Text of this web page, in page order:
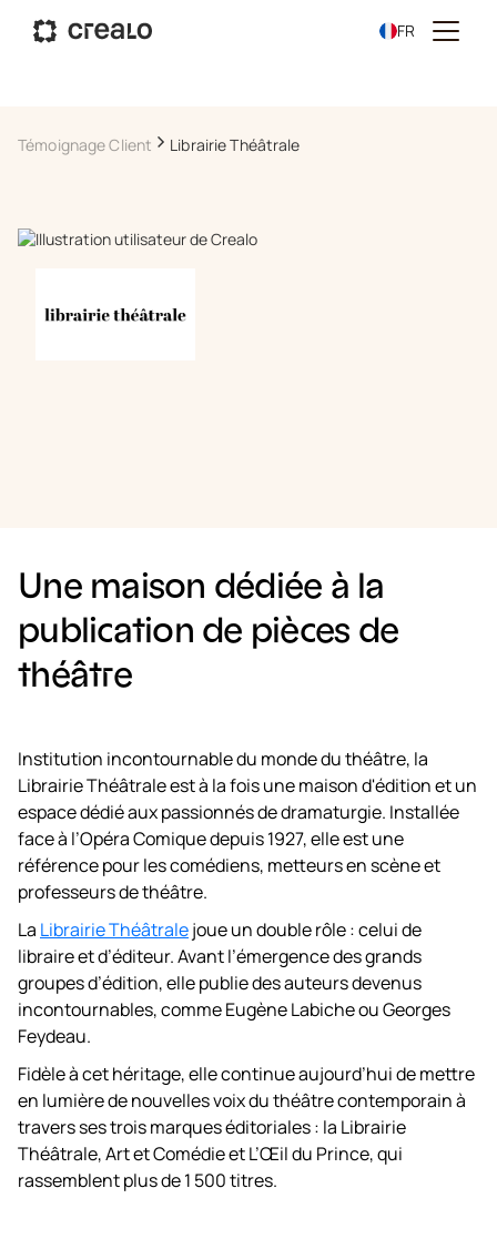
FR
Témoignage Client Librairie Théâtrale
Une maison dédiée à la
publication de pièces de
théâtre
Institution incontournable du monde du théâtre, la
Librairie Théâtrale est à la fois une maison d'édition et un
espace dédié aux passionnés de dramaturgie. Installée
face à l’Opéra Comique depuis 1927, elle est une
référence pour les comédiens, metteurs en scène et
professeurs de théâtre.
La Librairie Théâtralejoue un double rôle : celui de
libraire et d’éditeur. Avant l’émergence des grands
groupes d’édition, elle publie des auteurs devenus
incontournables, comme Eugène Labiche ou Georges
Feydeau.
Fidèle à cet héritage, elle continue aujourd’hui de mettre
en lumière de nouvelles voix du théâtre contemporain à
travers ses trois marques éditoriales : la Librairie
Théâtrale, Art et Comédie et L’Œil du Prince, qui
rassemblent plus de 1 500 titres.